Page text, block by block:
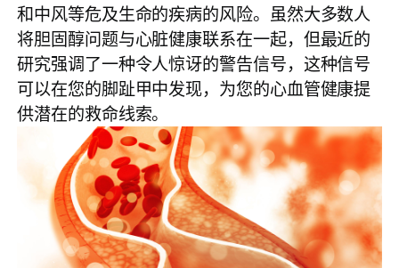
和中风等危及生命的疾病的风险。虽然大多数人
将胆固醇问题与心脏健康联系在一起，但最近的
研究强调了一种令人惊讶的警告信号，这种信号
可以在您的脚趾甲中发现，为您的心血管健康提
供潜在的救命线索。